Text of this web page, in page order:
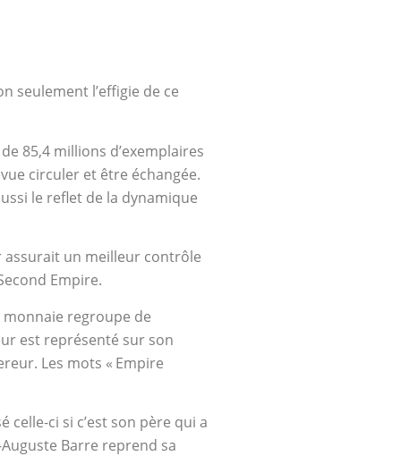
seulement l’effigie de ce
85,4 millions d’exemplaires
circuler et être échangée.
le reflet de la dynamique
assurait un meilleur contrôle
Empire.
regroupe de
est représenté sur son
Les mots « Empire
celle-ci si c’est son père qui a
Barre reprend sa